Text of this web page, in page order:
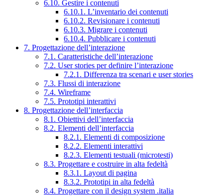
6.10. Gestire i contenuti
6.10.1. L’inventario dei contenuti
6.10.2. Revisionare i contenuti
6.10.3. Migrare i contenuti
6.10.4. Pubblicare i contenuti
7. Progettazione dell’interazione
7.1. Caratteristiche dell’interazione
7.2. User stories per definire l’interazione
7.2.1. Differenza tra scenari e user stories
7.3. Flussi di interazione
7.4. Wireframe
7.5. Prototipi interattivi
8. Progettazione dell’interfaccia
8.1. Obiettivi dell’interfaccia
8.2. Elementi dell’interfaccia
8.2.1. Elementi di composizione
8.2.2. Elementi interattivi
8.2.3. Elementi testuali (microtesti)
8.3. Progettare e costruire in alta fedeltà
8.3.1. Layout di pagina
8.3.2. Prototipi in alta fedeltà
8.4. Progettare con il design system .italia